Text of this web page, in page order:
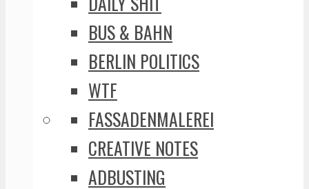
BUS & BAHN
BERLIN POLITICS
WTF
FASSADENMALEREI
CREATIVE NOTES
ADBUSTING